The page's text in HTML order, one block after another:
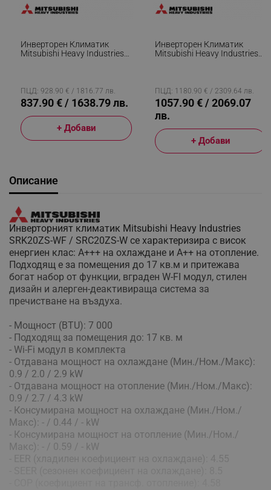
Инверторен Климатик
Mitsubishi Heavy Industries
Бял/Черен
ПЦД: 928.90 € / 1816.77 лв.
837.90 € / 1638.79 лв.
+ Добави
Инверторен Климатик
Mitsubishi Heavy Industries
Система, Бял
ПЦД: 1180.90 € / 2309.64 лв.
1057.90 € / 2069.07
лв.
+ Добави
Описание
Инверторният климатик Mitsubishi Heavy Industries
SRK20ZS-WF / SRC20ZS-W се характеризира с висок
енергиен клас: А+++ на охлаждане и А++ на отопление.
Подходящ е за помещения до 17 кв.м и притежава
богат набор от функции, вграден W-FI модул, стилен
дизайн и алерген-деактивираща система за
пречистване на въздуха.
- Мощност (BTU): 7 000
- Подходящ за помещения до: 17 кв. м
- Wi-Fi модул в комплекта
- Отдавана мощност на охлаждане (Мин./Ном./Макс):
0.9 / 2.0 / 2.9 kW
- Отдавана мощност на отопление (Мин./Ном./Макс):
0.9 / 2.7 / 4.3 kW
- Консумирана мощност на охлаждане (Мин./Ном./
Макс): - / 0.44 / - kW
- Консумирана мощност на отопление (Мин./Ном./
Макс): - / 0.59 / - kW